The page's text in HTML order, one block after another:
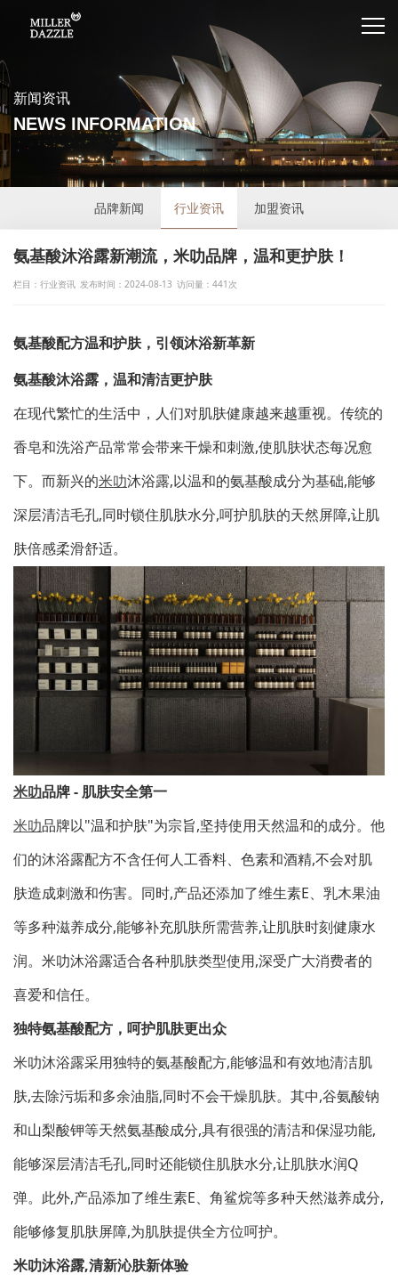
新闻资讯
NEWS INFORMATION
品牌新闻 行业资讯 加盟资讯
氨基酸沐浴露新潮流，米叻品牌，温和更护肤！
栏目：行业资讯 发布时间：2024-08-13 访问量：441次
氨基酸配方温和护肤，引领沐浴新革新
氨基酸沐浴露，温和清洁更护肤
在现代繁忙的生活中，人们对肌肤健康越来越重视。传统的
香皂和洗浴产品常常会带来干燥和刺激,使肌肤状态每况愈
下。而新兴的米叻沐浴露,以温和的氨基酸成分为基础,能够
深层清洁毛孔,同时锁住肌肤水分,呵护肌肤的天然屏障,让肌
肤倍感柔滑舒适。
米叻品牌 - 肌肤安全第一
米叻品牌以"温和护肤"为宗旨,坚持使用天然温和的成分。他
们的沐浴露配方不含任何人工香料、色素和酒精,不会对肌
肤造成刺激和伤害。同时,产品还添加了维生素E、乳木果油
等多种滋养成分,能够补充肌肤所需营养,让肌肤时刻健康水
润。米叻沐浴露适合各种肌肤类型使用,深受广大消费者的
喜爱和信任。
独特氨基酸配方，呵护肌肤更出众
米叻沐浴露采用独特的氨基酸配方,能够温和有效地清洁肌
肤,去除污垢和多余油脂,同时不会干燥肌肤。其中,谷氨酸钠
和山梨酸钾等天然氨基酸成分,具有很强的清洁和保湿功能,
能够深层清洁毛孔,同时还能锁住肌肤水分,让肌肤水润Q
弹。此外,产品添加了维生素E、角鲨烷等多种天然滋养成分,
能够修复肌肤屏障,为肌肤提供全方位呵护。
米叻沐浴露,清新沁肤新体验